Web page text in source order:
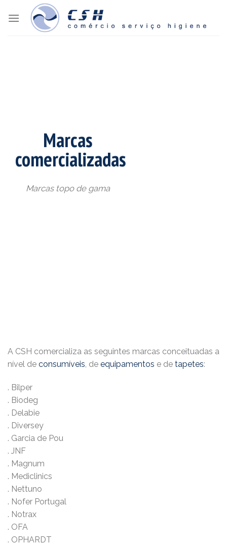
Marcas
comercializadas
Marcas topo de gama
A CSH comercializa as seguintes marcas conceituadas a
nível de consumíveis, de equipamentos e de tapetes:
. Bilper
. Biodeg
. Delabie
. Diversey
. Garcia de Pou
. JNF
. Magnum
. Mediclinics
. Nettuno
. Nofer Portugal
. Notrax
. OFA
. OPHARDT